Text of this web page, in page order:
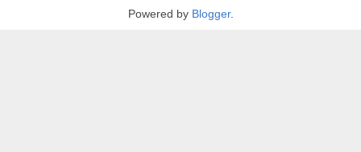
Powered by Blogger.